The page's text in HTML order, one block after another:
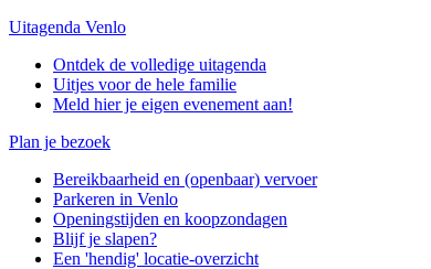
Uitagenda Venlo
Ontdek de volledige uitagenda
Uitjes voor de hele familie
Meld hier je eigen evenement aan!
Plan je bezoek
Bereikbaarheid en (openbaar) vervoer
Parkeren in Venlo
Openingstijden en koopzondagen
Blijf je slapen?
Een 'hendig' locatie-overzicht